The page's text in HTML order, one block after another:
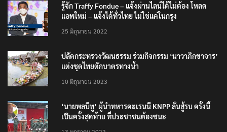
รู้จัก Traffy Fondue – แจ้งผ่านไลน์ได้ไม่ต้อง โหลด
แอพใหม่ – แจ้งได้ทั่วไทย ไม่ใช่แค่ในกรุง
25 มิถุนายน 2022
ปลัดกระทรวงวัฒนธรรม ร่วมกิจกรรม ‘นาวาภิกขาจาร’
แต่งชุดไทยตักบาตรทางน้ำ
10 มิถุนายน 2023
‘นายพลบีทู’ ผู้นำทหารคะเรนนี KNPP ลั่นสู้รบ ครั้งนี้
เป็นครั้งสุดท้าย ที่ประชาชนต้องชนะ